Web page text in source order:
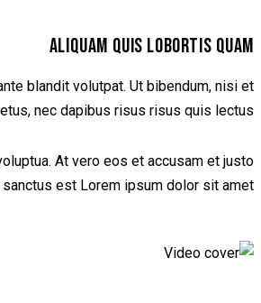
ALIQUAM QUIS LOBORTIS QUAM
blandit volutpat. Ut bibendum, nisi et
nec dapibus risus risus quis lectus.
At vero eos et accusam et justo
est Lorem ipsum dolor sit amet.